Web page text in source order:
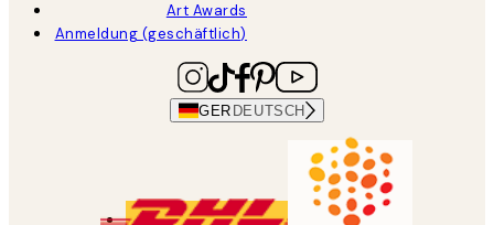
Art Awards
Anmeldung (geschäftlich)
GER DEUTSCH